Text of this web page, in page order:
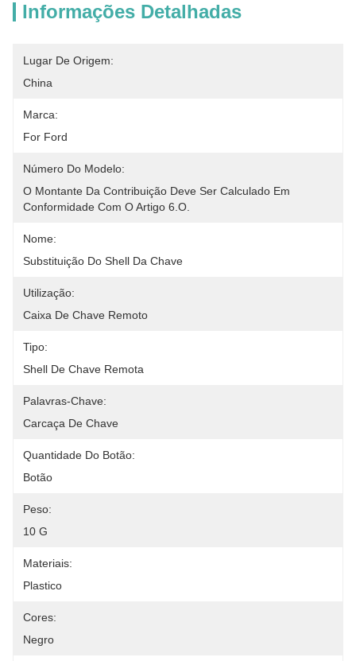
Informações Detalhadas
Lugar De Origem:
China
Marca:
For Ford
Número Do Modelo:
O Montante Da Contribuição Deve Ser Calculado Em
Conformidade Com O Artigo 6.o.
Nome:
Substituição Do Shell Da Chave
Utilização:
Caixa De Chave Remoto
Tipo:
Shell De Chave Remota
Palavras-Chave:
Carcaça De Chave
Quantidade Do Botão:
Botão
Peso:
10 G
Materiais:
Plastico
Cores:
Negro